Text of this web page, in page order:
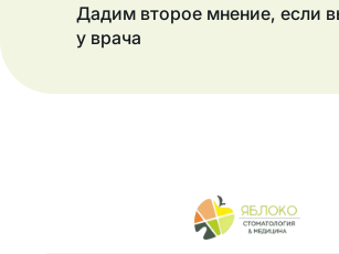
Дадим второе мнение, если
у врача